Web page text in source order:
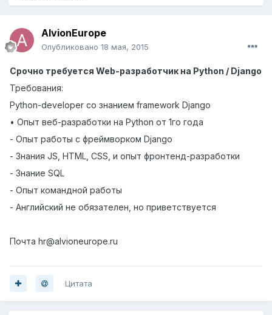
AlvionEurope
Опубликовано 18 мая, 2015
Срочно требуется Web-разработчик на Python / Django
Требования:
Python-developer со знанием framework Django
• Опыт веб-разработки на Python от 1го года
- Опыт работы с фреймворком Django
- Знания JS, HTML, CSS, и опыт фронтенд-разработки
- Знание SQL
- Опыт командной работы
- Английский не обязателен, но приветствуется
Почта hr@alvioneurope.ru
Цитата